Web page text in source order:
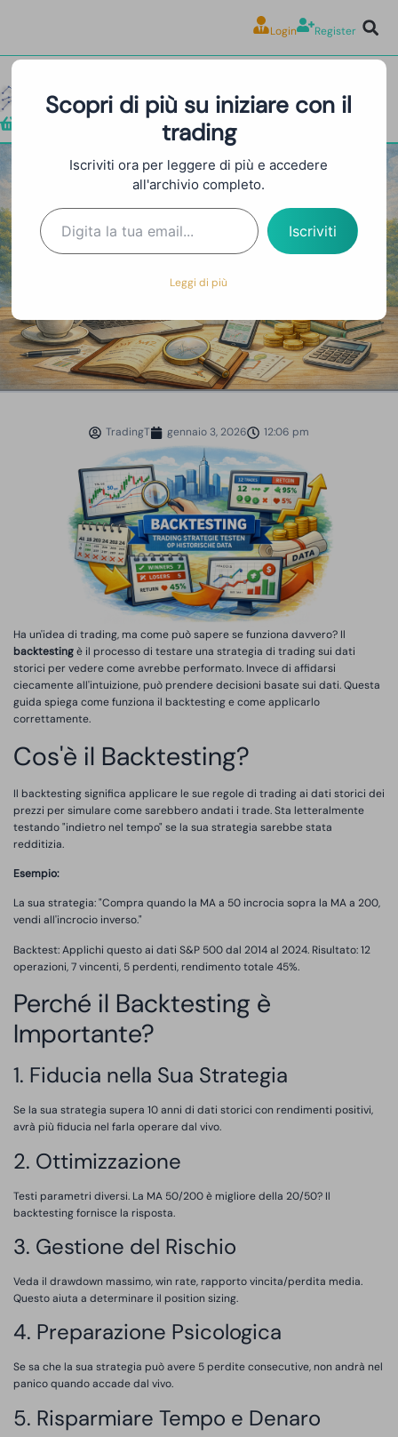
Login Register
Backtesting: Testa la Tua
Strategia di Trading sui Dati
Storici
TradingT gennaio 3, 2026 12:06 pm
Ha un'idea di trading, ma come può sapere se funziona davvero? Il
backtestingè il processo di testare una strategia di trading sui dati
storici per vedere come avrebbe performato. Invece di affidarsi
ciecamente all'intuizione, può prendere decisioni basate sui dati. Questa
guida spiega come funziona il backtesting e come applicarlo
correttamente.
Cos'è il Backtesting?
Il backtesting significa applicare le sue regole di trading ai dati storici dei
prezzi per simulare come sarebbero andati i trade. Sta letteralmente
testando "indietro nel tempo" se la sua strategia sarebbe stata
redditizia.
Esempio:
La sua strategia: "Compra quando la MA a 50 incrocia sopra la MA a 200,
vendi all'incrocio inverso."
Backtest: Applichi questo ai dati S&P 500 dal 2014 al 2024. Risultato: 12
operazioni, 7 vincenti, 5 perdenti, rendimento totale 45%.
Perché il Backtesting è
Importante?
1. Fiducia nella Sua Strategia
Se la sua strategia supera 10 anni di dati storici con rendimenti positivi,
avrà più fiducia nel farla operare dal vivo.
2. Ottimizzazione
Testi parametri diversi. La MA 50/200 è migliore della 20/50? Il
backtesting fornisce la risposta.
3. Gestione del Rischio
Veda il drawdown massimo, win rate, rapporto vincita/perdita media.
Questo aiuta a determinare il position sizing.
4. Preparazione Psicologica
Se sa che la sua strategia può avere 5 perdite consecutive, non andrà nel
panico quando accade dal vivo.
5. Risparmiare Tempo e Denaro
Scopri di più su iniziare con il
trading
Iscriviti ora per leggere di più e accedere
all'archivio completo.
Iscriviti
Leggi di più